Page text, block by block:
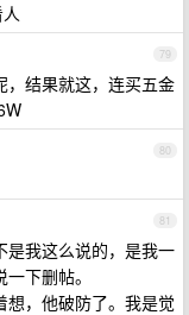
79
，结果就这，连买五金
80
81
是我这么说的，是我一
下删帖。
，他破防了。我是觉